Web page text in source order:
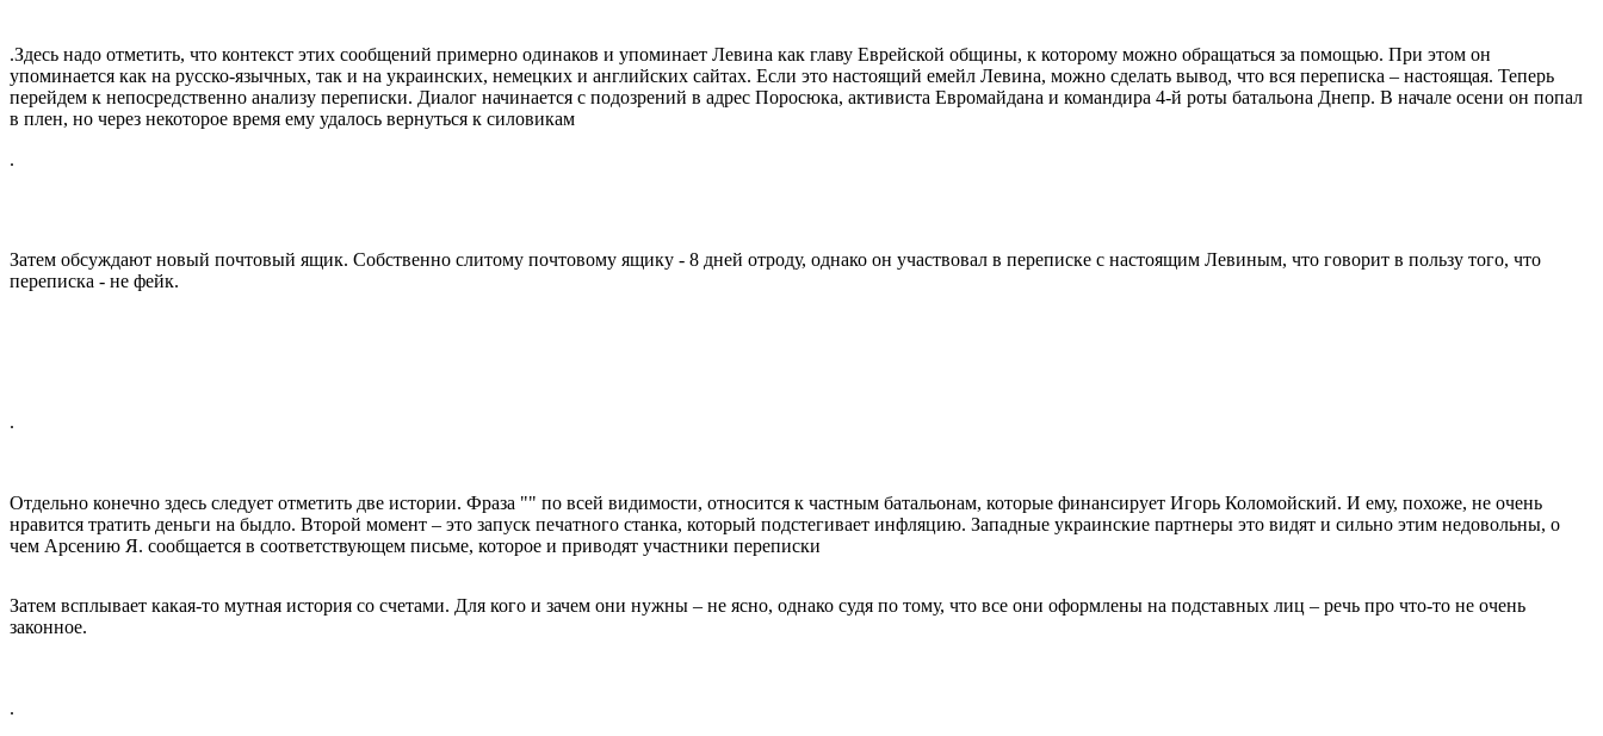
.Здесь надо отметить, что контекст этих сообщений примерно одинаков и упоминает Левина как главу Еврейской общины, к которому можно обращаться за помощью. При этом он
упоминается как на русско-язычных, так и на украинских, немецких и английских сайтах. Если это настоящий емейл Левина, можно сделать вывод, что вся переписка – настоящая. Теперь
перейдем к непосредственно анализу переписки. Диалог начинается с подозрений в адрес Поросюка, активиста Евромайдана и командира 4-й роты батальона Днепр. В начале осени он попал
в плен, но через некоторое время ему удалось вернуться к силовикам
.
Затем обсуждают новый почтовый ящик. Собственно слитому почтовому ящику - 8 дней отроду, однако он участвовал в переписке с настоящим Левиным, что говорит в пользу того, что
переписка - не фейк.
.
Отдельно конечно здесь следует отметить две истории. Фраза "" по всей видимости, относится к частным батальонам, которые финансирует Игорь Коломойский. И ему, похоже, не очень
нравится тратить деньги на быдло. Второй момент – это запуск печатного станка, который подстегивает инфляцию. Западные украинские партнеры это видят и сильно этим недовольны, о
чем Арсению Я. сообщается в соответствующем письме, которое и приводят участники переписки
Затем всплывает какая-то мутная история со счетами. Для кого и зачем они нужны – не ясно, однако судя по тому, что все они оформлены на подставных лиц – речь про что-то не очень
законное.
.